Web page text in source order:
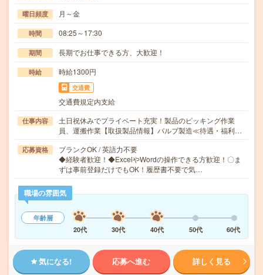
曜日頻度 月～金
時間 08:25～17:30
期間 長期でお仕事できる方、大歓迎！
時給 時給1300円
交通費
交通費規定内支給
仕事内容
土日祝休みでプライベート充実！製品のピッキング作業
員、運搬作業【取扱製品情報】バルブ製造≪待遇・福利…
応募資格
ブランクOK / 英語力不要
◆経験者歓迎！◆ExcelやWordの操作できる方歓迎！〇ま
ずは事前登録だけでもOK！履歴書不要で気…
職場の雰囲気
年齢層
20代
30代 40代 50代 60代
気になる! 応募へ進む 詳しく見る